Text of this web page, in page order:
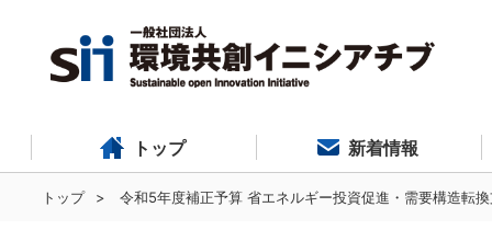
トップ 新着情報
トップ 令和5年度補正予算 省エネルギー投資促進・需要構造転